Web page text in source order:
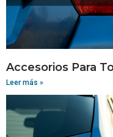
Accesorios Para
Leer más »